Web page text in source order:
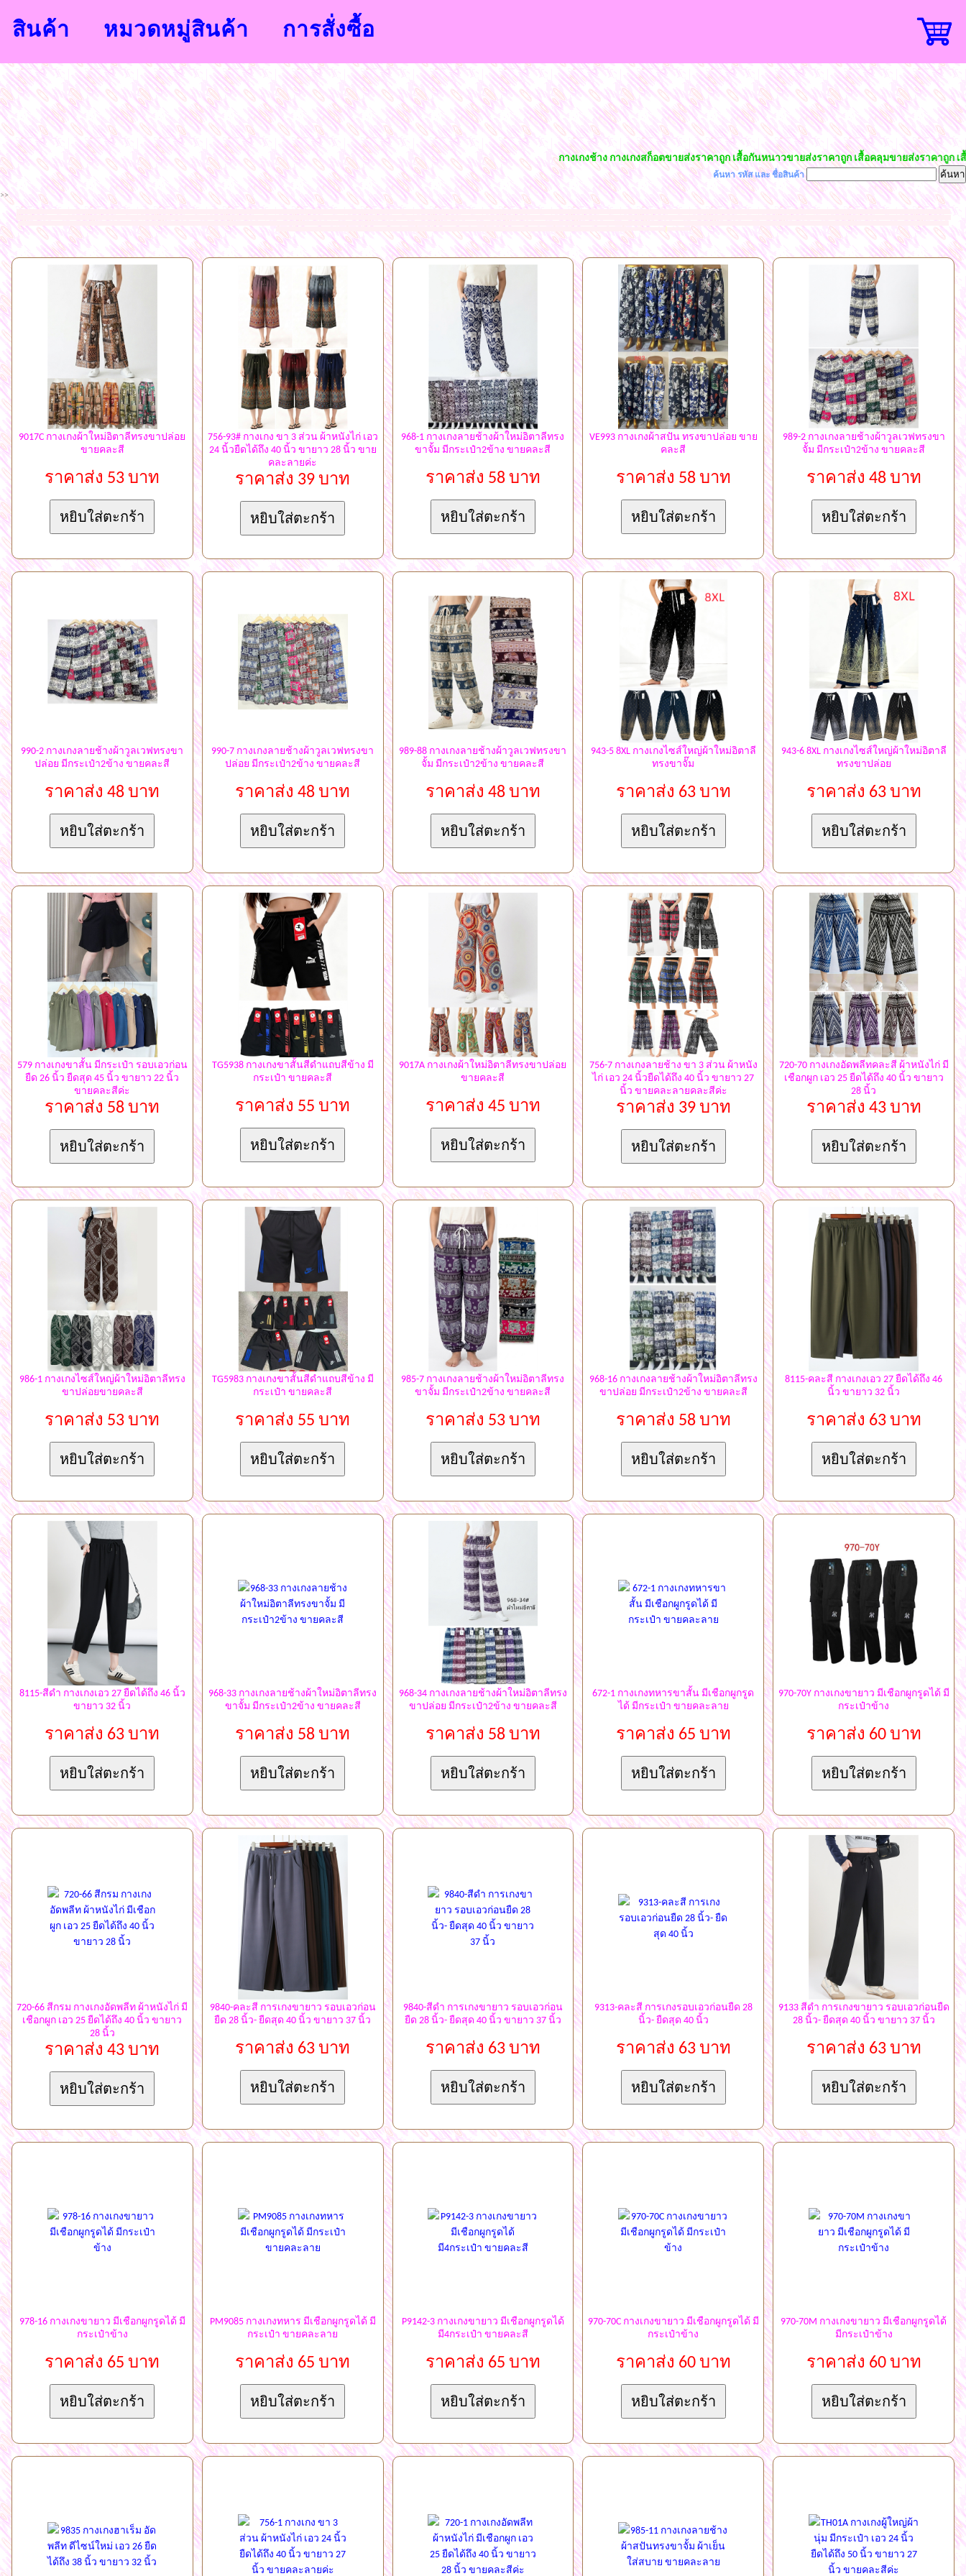
สินค้า หมวดหมู่สินค้า การสั่งซื้อ
กางเกงช้าง กางเกงสก็อตขายส่งราคาถูก เสื้อกันหนาวขายส่งราคาถูก เสื้อคลุมขายส่งราคาถูก เสื้อผ้
ค้นหา รหัส และ ชื่อสินค้า
>>
เสื้อแขนยาวราคาส่งราคาถูก เสื้อผ้าแฟชั่นราคาถูกแฟชั่นแพลตินัมประตูน้ำ
ถูกๆ เสื้อผ้าแฟชั่น ชุดเซต ขายส่งแฟชั่นเสื้อผ้าราคาถูก ชุดเดรส เสื้อสูตรแฟชั่น สายเดี่ยว คล้องคอ ชุดทำงาน ขายส่ง เสื้อยืดแฟชั่น เสื้อแฟชั่นสกรีนลาย กางเกงแฟชั่น ขาสั้น ขายาว กระโปรงเกาหลี แฟชั่นจากโรงงานขายส่งเสื้อตัวยาว ขายส่งชุดเดรส ขายส่งเสื้อคลุม ขายส่งเสื้อผ้าแฟชั่นหน้าร้อนหน้าหนาว ตามเทรนด์นิยม ค้าส่งเสื้อแฟชั่นสไตล์เกาหลี น่ารักฮอตฮิตนำเทรนด์ค้าส่งถูกที่สุด เสื้อทำงานใส่เล่นใส่เที่ยว กระโปรงแฟชั่น กางเกงแฟชั่น ขาสั้น ขายาว กางเกงเลคกิ้ง กางเกงยีนส์ กางเกงผ้าธรรมดา ขายส่งเสื้อ
9017C กางเกงผ้าใหม่อิตาลีทรงขาปล่อย
ขายคละสี
ราคาส่ง 53 บาท
756-93# กางเกง ขา 3 ส่วน ผ้าหนังไก่ เอว
24 นิ้วยืดได้ถึง 40 นิ้ว ขายาว 28 นิ้ว ขาย
คละลายค่ะ
ราคาส่ง 39 บาท
968-1 กางเกงลายช้างผ้าใหม่อิตาลีทรง
ขาจั้ม มีกระเป๋า2ข้าง ขายคละสี
ราคาส่ง 58 บาท
VE993 กางเกงผ้าสปัน ทรงขาปล่อย ขาย
คละสี
ราคาส่ง 58 บาท
989-2 กางเกงลายช้างผ้าวูลเวฟทรงขา
จั้ม มีกระเป๋า2ข้าง ขายคละสี
ราคาส่ง 48 บาท
990-2 กางเกงลายช้างผ้าวูลเวฟทรงขา
ปล่อย มีกระเป๋า2ข้าง ขายคละสี
ราคาส่ง 48 บาท
990-7 กางเกงลายช้างผ้าวูลเวฟทรงขา
ปล่อย มีกระเป๋า2ข้าง ขายคละสี
ราคาส่ง 48 บาท
989-88 กางเกงลายช้างผ้าวูลเวฟทรงขา
จั้ม มีกระเป๋า2ข้าง ขายคละสี
ราคาส่ง 48 บาท
943-5 8XL กางเกงไซส์ใหญ่ผ้าใหม่อิตาลี
ทรงขาจั๊ม
ราคาส่ง 63 บาท
943-6 8XL กางเกงไซส์ใหญ่ผ้าใหม่อิตาลี
ทรงขาปล่อย
ราคาส่ง 63 บาท
579 กางเกงขาสั้น มีกระเป๋า รอบเอวก่อน
ยืด 26 นิ้ว ยืดสุด 45 นิ้ว ขายาว 22 นิ้ว
ขายคละสีค่ะ
ราคาส่ง 58 บาท
TG5938 กางเกงขาสั้นสีดำแถบสีข้าง มี
กระเป๋า ขายคละสี
ราคาส่ง 55 บาท
9017A กางเกงผ้าใหม่อิตาลีทรงขาปล่อย
ขายคละสี
ราคาส่ง 45 บาท
756-7 กางเกงลายช้าง ขา 3 ส่วน ผ้าหนัง
ไก่ เอว 24 นิ้วยืดได้ถึง 40 นิ้ว ขายาว 27
นิ้ว ขายคละลายคละสีค่ะ
ราคาส่ง 39 บาท
720-70 กางเกงอัดพลีทคละสี ผ้าหนังไก่ มี
เชือกผูก เอว 25 ยืดได้ถึง 40 นิ้ว ขายาว
28 นิ้ว
ราคาส่ง 43 บาท
986-1 กางเกงไซส์ใหญ่ผ้าใหม่อิตาลีทรง
ขาปล่อยขายคละสี
ราคาส่ง 53 บาท
TG5983 กางเกงขาสั้นสีดำแถบสีข้าง มี
กระเป๋า ขายคละสี
ราคาส่ง 55 บาท
985-7 กางเกงลายช้างผ้าใหม่อิตาลีทรง
ขาจั้ม มีกระเป๋า2ข้าง ขายคละสี
ราคาส่ง 53 บาท
968-16 กางเกงลายช้างผ้าใหม่อิตาลีทรง
ขาปล่อย มีกระเป๋า2ข้าง ขายคละสี
ราคาส่ง 58 บาท
8115-คละสี กางเกงเอว 27 ยืดได้ถึง 46
นิ้ว ขายาว 32 นิ้ว
ราคาส่ง 63 บาท
8115-สีดำ กางเกงเอว 27 ยืดได้ถึง 46 นิ้ว
ขายาว 32 นิ้ว
ราคาส่ง 63 บาท
968-33 กางเกงลายช้างผ้าใหม่อิตาลีทรง
ขาจั้ม มีกระเป๋า2ข้าง ขายคละสี
ราคาส่ง 58 บาท
968-34 กางเกงลายช้างผ้าใหม่อิตาลีทรง
ขาปล่อย มีกระเป๋า2ข้าง ขายคละสี
ราคาส่ง 58 บาท
672-1 กางเกงทหารขาสั้น มีเชือกผูกรูด
ได้ มีกระเป๋า ขายคละลาย
ราคาส่ง 65 บาท
970-70Y กางเกงขายาว มีเชือกผูกรูดได้ มี
กระเป๋าข้าง
ราคาส่ง 60 บาท
720-66 สีกรม กางเกงอัดพลีท ผ้าหนังไก่ มี
เชือกผูก เอว 25 ยืดได้ถึง 40 นิ้ว ขายาว
28 นิ้ว
ราคาส่ง 43 บาท
9840-คละสี การเกงขายาว รอบเอวก่อน
ยืด 28 นิ้ว- ยืดสุด 40 นิ้ว ขายาว 37 นิ้ว
ราคาส่ง 63 บาท
9840-สีดำ การเกงขายาว รอบเอวก่อน
ยืด 28 นิ้ว- ยืดสุด 40 นิ้ว ขายาว 37 นิ้ว
ราคาส่ง 63 บาท
9313-คละสี การเกงรอบเอวก่อนยืด 28
นิ้ว- ยืดสุด 40 นิ้ว
ราคาส่ง 63 บาท
9133 สีดำ การเกงขายาว รอบเอวก่อนยืด
28 นิ้ว- ยืดสุด 40 นิ้ว ขายาว 37 นิ้ว
ราคาส่ง 63 บาท
978-16 กางเกงขายาว มีเชือกผูกรูดได้ มี
กระเป๋าข้าง
ราคาส่ง 65 บาท
PM9085 กางเกงทหาร มีเชือกผูกรูดได้ มี
กระเป๋า ขายคละลาย
ราคาส่ง 65 บาท
P9142-3 กางเกงขายาว มีเชือกผูกรูดได้
มี4กระเป๋า ขายคละสี
ราคาส่ง 65 บาท
970-70C กางเกงขายาว มีเชือกผูกรูดได้ มี
กระเป๋าข้าง
ราคาส่ง 60 บาท
970-70M กางเกงขายาว มีเชือกผูกรูดได้
มีกระเป๋าข้าง
ราคาส่ง 60 บาท